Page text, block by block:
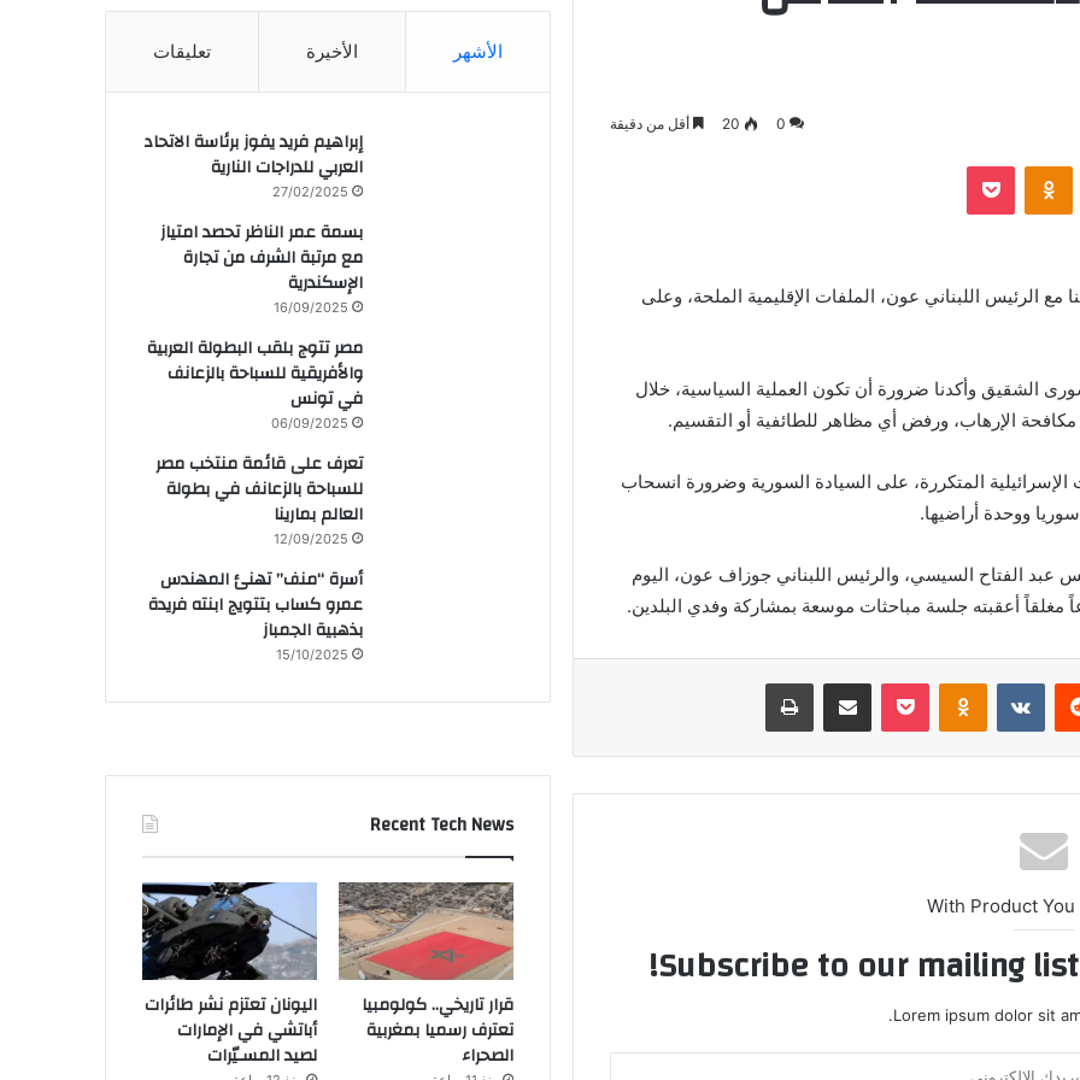
0
20 أقل من دقيقة
Odnoklassniki
بوكيت
الرئيس اللبناني عون، الملفات الإقليمية الملحة، وعلى
الشقيق وأكدنا ضرورة أن تكون العملية السياسية، خلال
مكافحة الإرهاب، ورفض أي مظاهر للطائفية أو التقسيم.
الإسرائيلية المتكررة، على السيادة السورية وضرورة انسحاب
ووحدة أراضيها.
الفتاح السيسي، والرئيس اللبناني جوزاف عون، اليوم
مغلقاً أعقبته جلسة مباحثات موسعة بمشاركة وفدي البلدين.
Odnoklassniki
بوكيت مشاركة عبر البريد طباعة
With Product
Subscribe to our mailing
Lorem ipsum dolor sit
الأشهر الأخيرة تعليقات
إبراهيم فريد يفوز برئاسة الاتحاد
العربي للدراجات النارية
27/02/2025
بسمة عمر الناظر تحصد امتياز
مع مرتبة الشرف من تجارة
الإسكندرية
16/09/2025
مصر تتوج بلقب البطولة العربية
والأفريقية للسباحة بالزعانف
في تونس
06/09/2025
تعرف على قائمة منتخب مصر
للسباحة بالزعانف في بطولة
العالم بمارينا
12/09/2025
أسرة “منف” تهنئ المهندس
عمرو كساب بتتويج ابنته فريدة
بذهبية الجمباز
15/10/2025
Recent Tech News
قرار تاريخي.. كولومبيا
تعترف رسميا بمغربية
الصحراء
اليونان تعتزم نشر طائرات
أباتشي في الإمارات
لصيد المسـيّرات